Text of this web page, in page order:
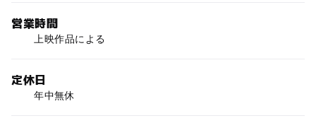
営業時間
上映作品による
定休日
年中無休